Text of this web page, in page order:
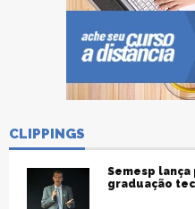
CLIPPINGS
Semesp
graduação